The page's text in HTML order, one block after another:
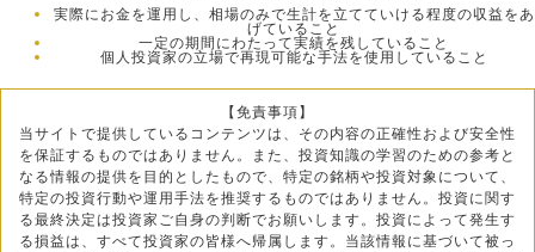
実際にお金を運用し、相場のみで生計を立てていける程度の収益をあ
げていること
一定の期間にわたって実績を残していること
個人投資家の立場で再現可能な手法を使用していること
【免責事項】
当サイトで提供しているコンテンツは、その内容の正確性および安全性
を保証するものではありません。また、投資知識の学習のための参考と
なる情報の提供を目的としたもので、特定の銘柄や投資対象について、
特定の投資行動や運用手法を推奨するものではありません。投資に関す
る最終決定は投資家ご自身の判断でお願いします。投資によって発生す
る損益は、すべて投資家の皆様へ帰属します。当該情報に基づいて被っ